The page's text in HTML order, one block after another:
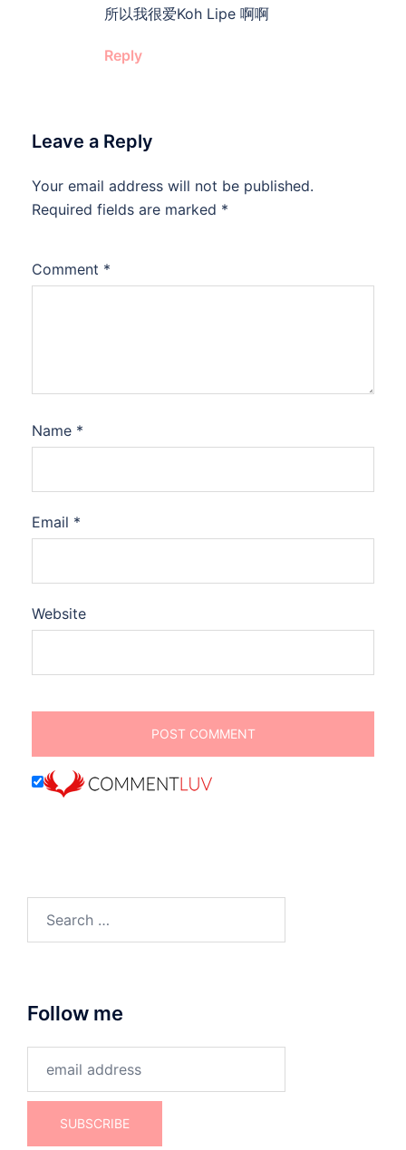
所以我很爱Koh Lipe 啊啊
Reply
Leave a Reply
Your email address will not be published.
Required fields are marked *
Comment *
Name *
Email *
Website
for:
Follow me